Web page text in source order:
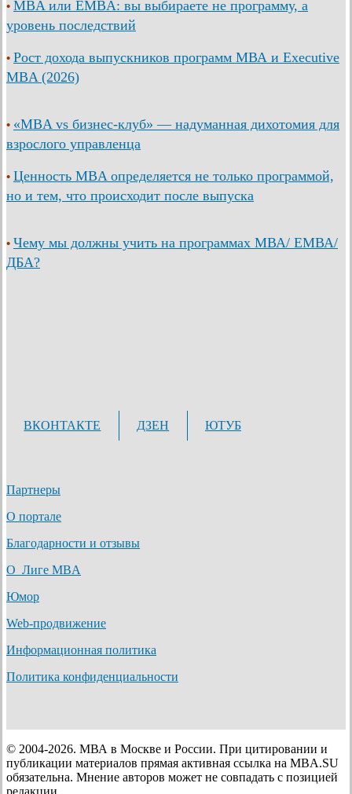
• MBA или EMBA: вы выбираете не программу, а
уровень последствий
• Рост дохода выпускников программ МВА и Executive
MBA (2026)
• «MBA vs бизнес-клуб» — надуманная дихотомия для
взрослого управленца
• Ценность MBA определяется не только программой,
но и тем, что происходит после выпуска
• Чему мы должны учить на программах МВА/ ЕМВА/
ДБА?
ВКОНТАКТЕ ДЗЕН ЮТУБ
Партнеры
О портале
Благодарности и отзывы
О Лиге MBA
Юмор
Web-продвижение
Информационная политика
Политика конфиденциальности
© 2004-2026. МВА в Москве и России. При цитировании и
публикации материалов прямая активная ссылка на MBA.SU
обязательна. Мнение авторов может не совпадать с позицией
редакции